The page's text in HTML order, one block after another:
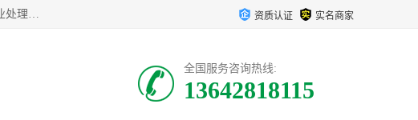
本公司高价废油回收：东莞回收废油,东莞回收废乙脂胶水,东莞回收废溶剂,东莞回收废乙脂,东莞废油回收等各类废油，专业处理从事化工产品研发与销售的综合型高科技服务性企业。我公司自成立以来，一直秉承“科技创新，立足诚信，感恩于心”的理念，力求设计与客户合作共赢的局面。在广大新老客户的大力支持下，我公司员工经过不懈努力，公司已快速发展成为国内知名化工企业。 资质认证 实名商家
全国服务咨询热线:
13642818115